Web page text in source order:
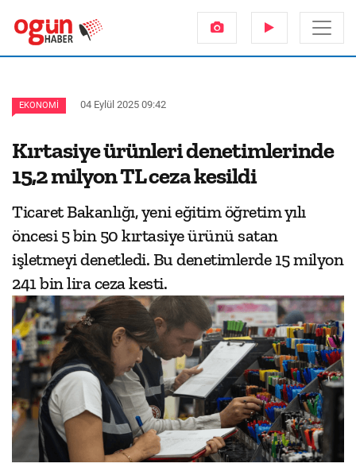
EKONOMI 04 Eylül 2025 09:42
Kırtasiye ürünleri denetimlerinde
15,2 milyon TL ceza kesildi
Ticaret Bakanlığı, yeni eğitim öğretim yılı
öncesi 5 bin 50 kırtasiye ürünü satan
işletmeyi denetledi. Bu denetimlerde 15 milyon
241 bin lira ceza kesti.